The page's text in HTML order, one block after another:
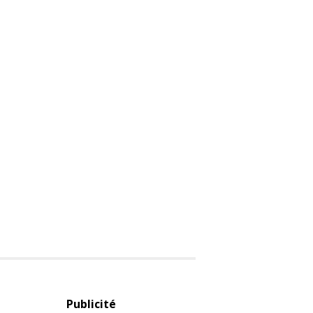
Publicité